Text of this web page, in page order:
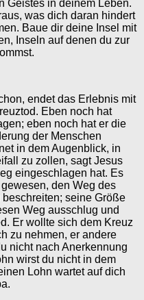
Geistes in deinem Leben.
was dich daran hindert
Baue dir deine Insel mit
Inseln auf denen du zur
endet das Erlebnis mit
Eben noch hat
eben noch hat er die
der Menschen
in dem Augenblick, in
zu zollen, sagt Jesus
eingeschlagen hat. Es
den Weg des
seine Größe
Weg ausschlug und
Er wollte sich dem Kreuz
zu nehmen, er andere
nicht nach Anerkennung
wirst du nicht in dem
Lohn wartet auf dich